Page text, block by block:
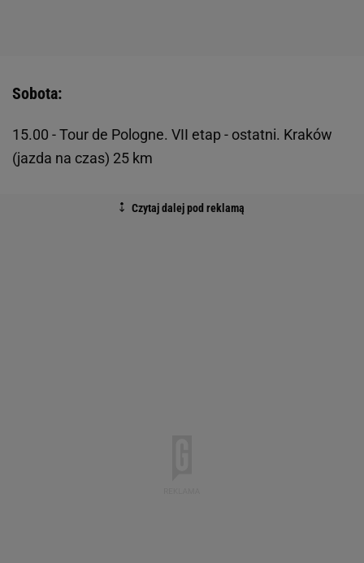
Sobota:
15.00 - Tour de Pologne. VII etap - ostatni. Kraków
(jazda na czas) 25 km